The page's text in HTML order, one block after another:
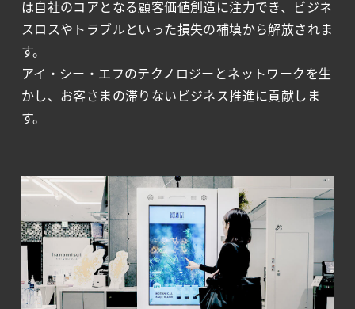
は自社のコアとなる顧客価値創造に注⼒でき、ビジネ
スロスやトラブルといった損失の補填から解放されま
す。
アイ・シー・エフのテクノロジーとネットワークを生
かし、お客さまの滞りないビジネス推進に貢献しま
す。